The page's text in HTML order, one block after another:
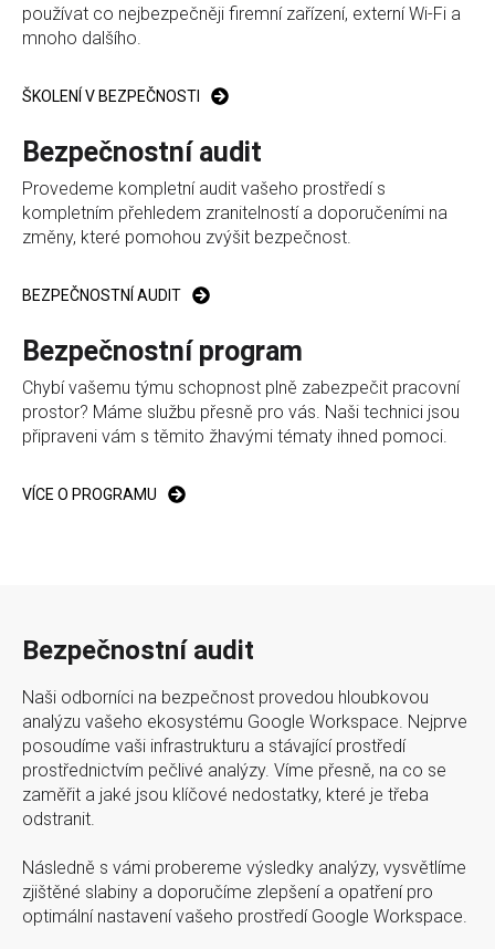
používat co nejbezpečněji firemní zařízení, externí Wi-Fi a
mnoho dalšího.
ŠKOLENÍ V BEZPEČNOSTI
Bezpečnostní audit
Provedeme kompletní audit vašeho prostředí s
kompletním přehledem zranitelností a doporučeními na
změny, které pomohou zvýšit bezpečnost.
BEZPEČNOSTNÍ AUDIT
Bezpečnostní program
Chybí vašemu týmu schopnost plně zabezpečit pracovní
prostor? Máme službu přesně pro vás. Naši technici jsou
připraveni vám s těmito žhavými tématy ihned pomoci.
VÍCE O PROGRAMU
Bezpečnostní audit
Naši odborníci na bezpečnost provedou hloubkovou
analýzu vašeho ekosystému Google Workspace. Nejprve
posoudíme vaši infrastrukturu a stávající prostředí
prostřednictvím pečlivé analýzy. Víme přesně, na co se
zaměřit a jaké jsou klíčové nedostatky, které je třeba
odstranit.
Následně s vámi probereme výsledky analýzy, vysvětlíme
zjištěné slabiny a doporučíme zlepšení a opatření pro
optimální nastavení vašeho prostředí Google Workspace.